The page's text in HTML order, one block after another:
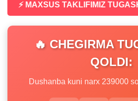
⚡ MAXSUS TAKLIFIMIZ
🔥 CHEGIRMA
QOLDI:
Dushanba kuni narx 239000